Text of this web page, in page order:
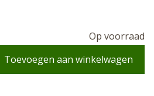
Op voorraad
Toevoegen aan winkelwagen